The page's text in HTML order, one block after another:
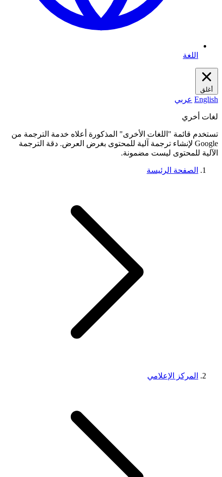
اللغة
أغلق
English عربي
لغات أخري
تستخدم قائمة "اللغات الأخرى" المذكورة أعلاه خدمة الترجمة من
Google لإنشاء ترجمة آلية للمحتوى بغرض العرض. دقة الترجمة
الآلية للمحتوى ليست مضمونة.
الصفحة الرئيسة
المركز الإعلامي